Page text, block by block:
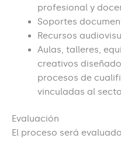
profesional y
Soportes
Recursos
Aulas, talleres,
creativos
procesos de
vinculadas al
Evaluación
El proceso será